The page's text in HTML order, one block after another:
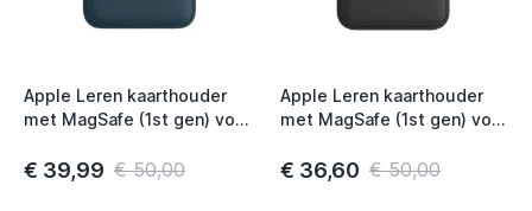
Apple Leren kaarthouder
met MagSafe (1st gen) voor
€ 39,99 € 50,00
Apple Leren kaarthouder
met MagSafe (1st gen) voor
€ 36,60 € 50,00